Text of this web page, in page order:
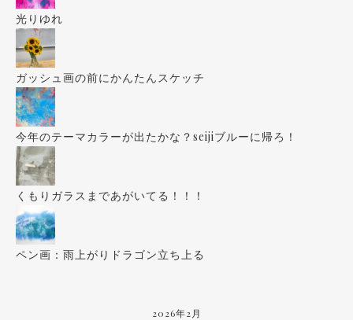
光りゆれ
ガッシュ画の前にかんたんスケッチ
今年のテーマカラーが出たかな？seijiブルーに帰ろ！
くもりガラスまであがいてる！！！
ペン画：雨上がりドラゴン立ち上る
2026年2月